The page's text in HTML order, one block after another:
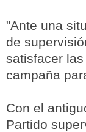
"Ante una
de
satisfacer
campaña
Con el
Partido